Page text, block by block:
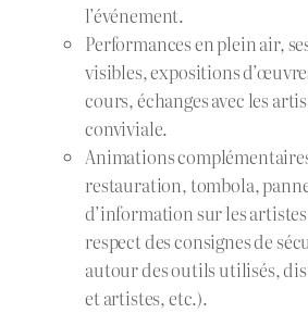
l’événement.
Performances en plein air,
visibles, expositions
cours, échanges avec les
conviviale.
Animations
restauration, tombola,
d’information sur les
respect des consignes de
autour des outils utilisés,
et artistes, etc.).